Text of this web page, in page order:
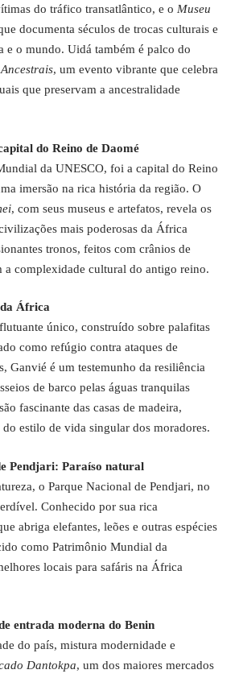
do tráfico transatlântico, e o Museu
documenta séculos de trocas culturais e
e o mundo. Uidá também é palco do
, um evento vibrante que celebra
que preservam a ancestralidade
do Reino de Daomé
da UNESCO, foi a capital do Reino
imersão na rica história da região. O
, com seus museus e artefatos, revela os
mais poderosas da África
tronos, feitos com crânios de
a complexidade cultural do antigo reino.
África
único, construído sobre palafitas
como refúgio contra ataques de
Ganvié é um testemunho da resiliência
de barco pelas águas tranquilas
fascinante das casas de madeira,
estilo de vida singular dos moradores.
Pendjari: Paraíso natural
o Parque Nacional de Pendjari, no
Conhecido por sua rica
abriga elefantes, leões e outras espécies
como Patrimônio Mundial da
locais para safáris na África
entrada moderna do Benin
do país, mistura modernidade e
Dantokpa, um dos maiores mercados